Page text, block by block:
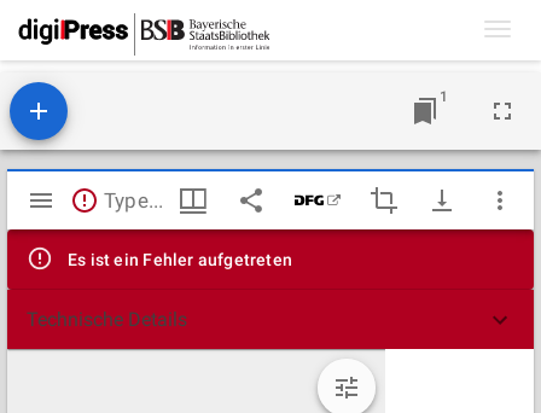
1
Mirador
Viewer
TypeError: Failed to fetch
Es ist ein Fehler aufgetreten
Technische Details